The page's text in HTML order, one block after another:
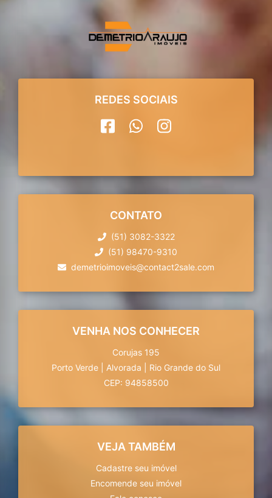
REDES SOCIAIS
CONTATO
(51) 3082-3322
(51) 98470-9310
demetrioimoveis@contact2sale.com
VENHA NOS CONHECER
Corujas 195
Porto Verde
Alvorada
Rio Grande do Sul
CEP: 94858500
VEJA TAMBÉM
Cadastre seu imóvel
Encomende seu imóvel